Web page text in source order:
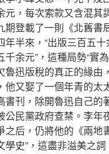
元，每次索款又含混其
期登載了一則《北舊
年半來，“出版三百五
千余元”，這種局勢“實
魯迅版稅的真正的緣
他又娶了一個年青的
書刊，除開魯迅自己
公民黨政府查禁。李
之后，仍將他的《兩地
學史”，這盡非溢美之